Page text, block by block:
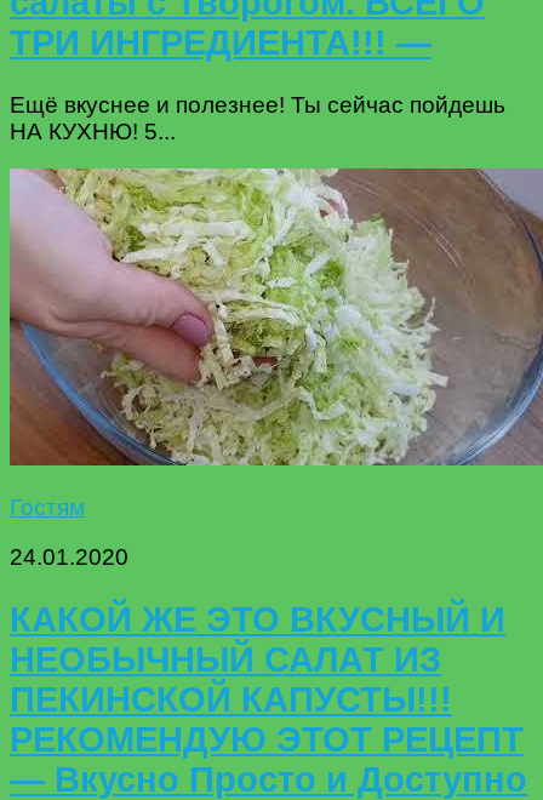
ТРИ ИНГРЕДИЕНТА!!! —
Ещё вкуснее и полезнее! Ты сейчас пойдешь
НА КУХНЮ! 5...
Гостям
24.01.2020
КАКОЙ ЖЕ ЭТО ВКУСНЫЙ И
НЕОБЫЧНЫЙ САЛАТ ИЗ
ПЕКИНСКОЙ КАПУСТЫ!!!
РЕКОМЕНДУЮ ЭТОТ РЕЦЕПТ
— Вкусно Просто и Доступно